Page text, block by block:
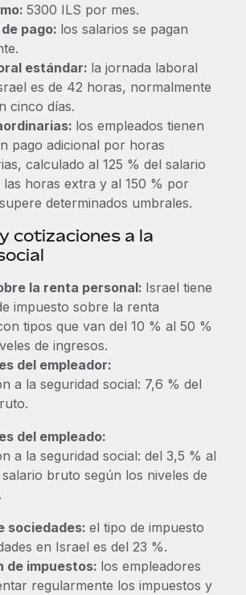
conforme a la legalidad enseguida.
empleados con facilidad.
de los empleados sin
producto de Remote:
con Gusto y Xero y Contractor
sigue siendo ayudar a empresas de
a contratar, gestionar y...
en un empleador equitativo
manualmente y, al mes...
5300 ILS por mes.
pago: los salarios se pagan
estándar: la jornada laboral
es de 42 horas, normalmente
cinco días.
los empleados tienen
pago adicional por horas
calculado al 125 % del salario
horas extra y al 150 % por
determinados umbrales.
cotizaciones a la
la renta personal: Israel tiene
impuesto sobre la renta
tipos que van del 10 % al 50 %
de ingresos.
del empleador:
a la seguridad social: 7,6 % del
del empleado:
a la seguridad social: del 3,5 % al
salario bruto según los niveles de
sociedades: el tipo de impuesto
en Israel es del 23 %.
de impuestos: los empleadores
regularmente los impuestos y